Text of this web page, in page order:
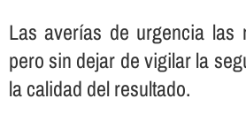
Las averí­as de urgencia las
pero sin dejar de vigilar la
la calidad del resultado.